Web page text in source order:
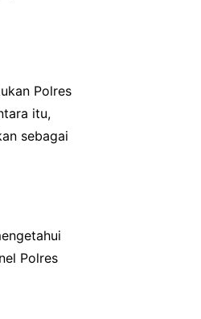
Polres
itu,
sebagai
Polres